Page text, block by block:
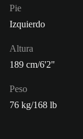
Pie
Izquierdo
Altura
189 cm/6'2"
Peso
76 kg/168 lb